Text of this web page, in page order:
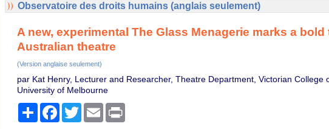
Observatoire des droits humains (anglais seulement)
A new, experimental The Glass Menagerie marks a bold
Australian theatre
(Version anglaise seulement)
par Kat Henry, Lecturer and Researcher, Theatre Department, Victorian College
University of Melbourne
PartagerFacebook
TwitterEmail Print